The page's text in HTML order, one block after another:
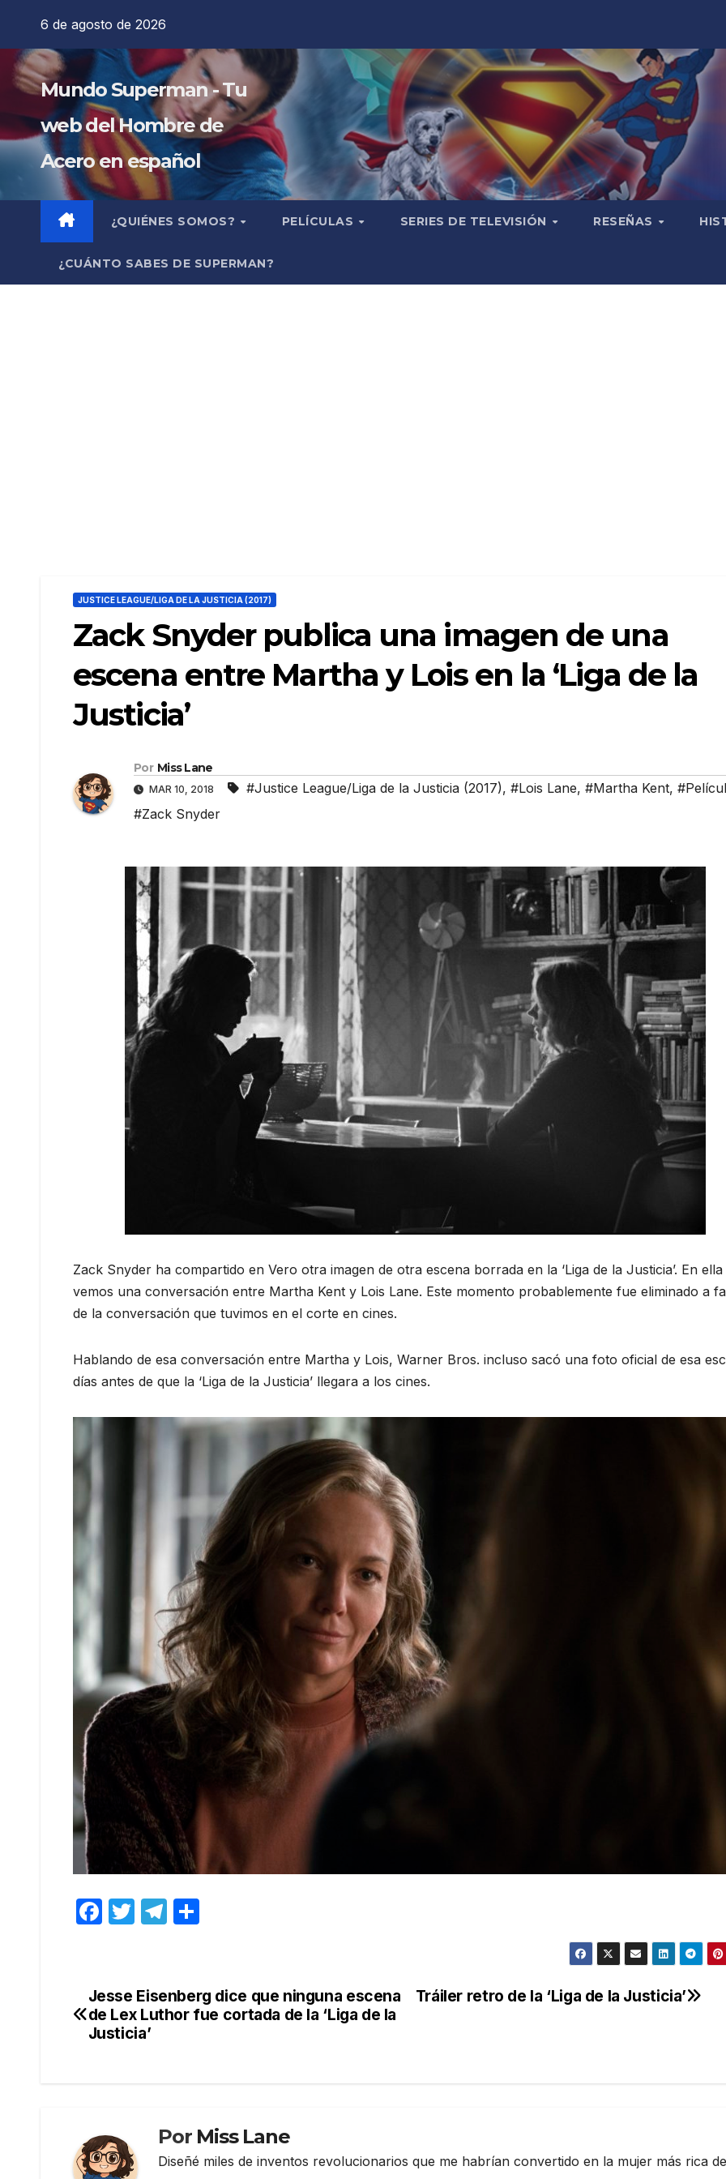
contenido
6 de agosto de 2026
Mundo Superman - Tu
web del Hombre de
Acero en español
¿QUIÉNES SOMOS? PELÍCULAS SERIES DE TELEVISIÓN RESEÑAS
¿CUÁNTO SABES DE SUPERMAN?
JUSTICE LEAGUE/LIGA DE LA JUSTICIA (2017)
Zack Snyder publica una imagen de una
escena entre Martha y Lois en la ‘Liga de la
Justicia’
Por Miss Lane
MAR 10, 2018 #Justice League/Liga de la Justicia (2017), #Lois Lane, #Martha Kent,
#Zack Snyder
Zack Snyder ha compartido en Vero otra imagen de otra escena borrada en la ‘Liga de la Justicia’. En ella
vemos una conversación entre Martha Kent y Lois Lane. Este momento probablemente fue eliminado a
de la conversación que tuvimos en el corte en cines.
Hablando de esa conversación entre Martha y Lois, Warner Bros. incluso sacó una foto oficial de esa
días antes de que la ‘Liga de la Justicia’ llegara a los cines.
F
e
b
o
T
er
T
gr
a
p
ar
Navegación
de
Tráiler retro de la ‘Liga de la Justicia’
Jesse Eisenberg dice que ninguna escena
de Lex Luthor fue cortada de la ‘Liga de la
Justicia’
Por Miss Lane
Diseñé miles de inventos revolucionarios que me habrían convertido en la mujer más rica